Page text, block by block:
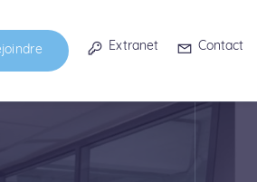
Extranet Contact